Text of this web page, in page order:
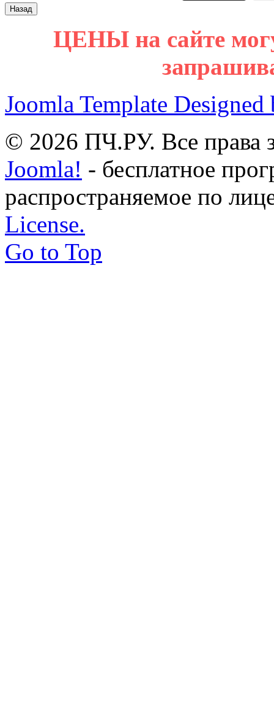
ЦЕНЫ на сайте
Joomla Template Designed
© 2026 ПЧ.РУ. Все права
Joomla! - бесплатное
распространяемое по
License.
Go to Top